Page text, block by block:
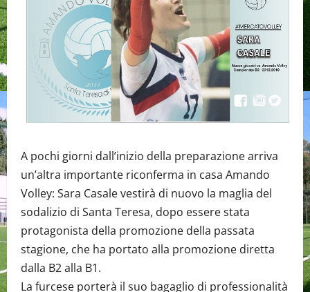
A pochi giorni dall’inizio della preparazione arriva
un’altra importante riconferma in casa Amando
Volley: Sara Casale vestirà di nuovo la maglia del
sodalizio di Santa Teresa, dopo essere stata
protagonista della promozione della passata
stagione, che ha portato alla promozione diretta
dalla B2 alla B1.
La furcese porterà il suo bagaglio di professionalità